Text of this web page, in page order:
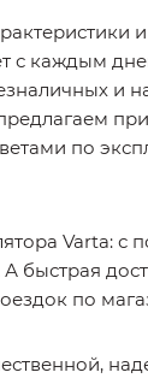
с каждым
и
по
Varta:
по